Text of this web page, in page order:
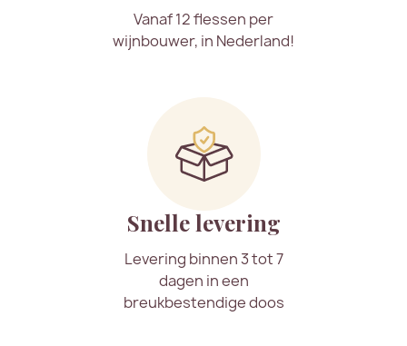
Vanaf 12 flessen per
wijnbouwer, in Nederland!
Snelle levering
Levering binnen 3 tot 7
dagen in een
breukbestendige doos